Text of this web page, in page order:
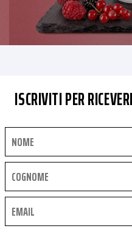
ISCRIVITI PER